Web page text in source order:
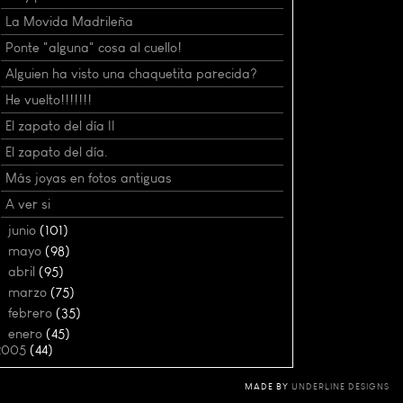
La Movida Madrileña
Ponte "alguna" cosa al cuello!
Alguien ha visto una chaquetita parecida?
He vuelto!!!!!!!
El zapato del día II
El zapato del día.
Más joyas en fotos antiguas
A ver si
junio (101)
mayo (98)
abril (95)
marzo (75)
febrero (35)
enero (45)
(44)
MADE BY UNDERLINE DESIGNS